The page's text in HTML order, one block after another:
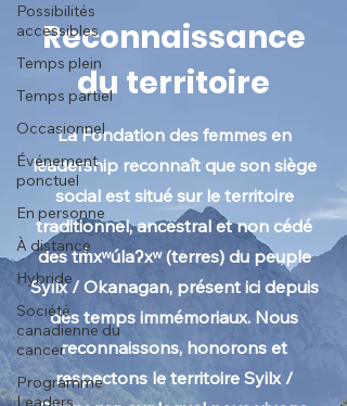
Possibilités
accessibles
Temps plein
Temps partiel
Occasionnel
Événement
ponctuel
En personne
À distance
Hybride
Société
canadienne du
cancer
Programme
Leaders
Reconnaissance
du territoire
La Fondation des femmes en
leadership reconnaît que son siège
social est situé sur le territoire
traditionnel, ancestral et non cédé
des tm̓xʷúlaʔxʷ (terres) du peuple
Syilx / Okanagan, présent ici depuis
des temps immémoriaux. Nous
reconnaissons, honorons et
respectons le territoire Syilx /